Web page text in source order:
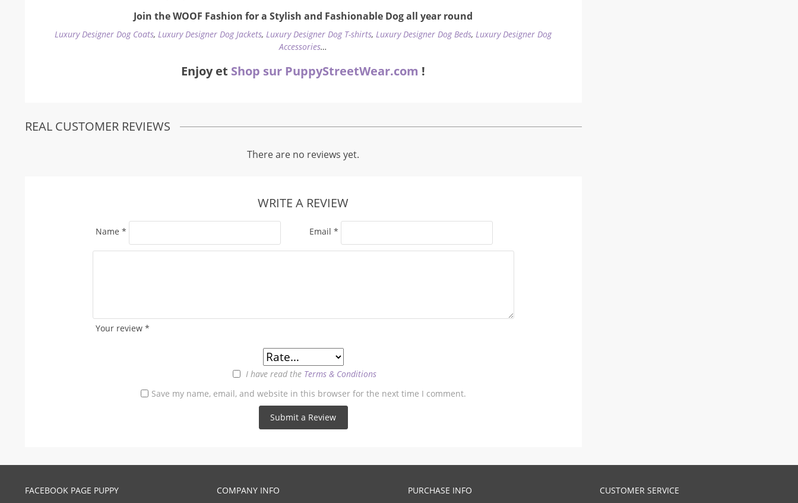
Join the WOOF Fashion for a Stylish and Fashionable Dog all year round
Luxury Designer Dog Coats,Luxury Designer Dog Jackets,Luxury Designer Dog T-shirts,Luxury Designer Dog Beds,Luxury Designer Dog
Accessories…
Enjoy et Shop sur PuppyStreetWear.com !
REAL CUSTOMER REVIEWS
There are no reviews yet.
WRITE A REVIEW
Your review *
I have read the Terms & Conditions
Name * Email *
Save my name, email, and website in this browser for the next time I comment.
FACEBOOK PAGE PUPPY COMPANY INFO PURCHASE INFO CUSTOMER SERVICE